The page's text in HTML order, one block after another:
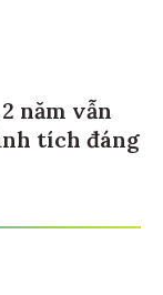
năm vẫn
tích đáng